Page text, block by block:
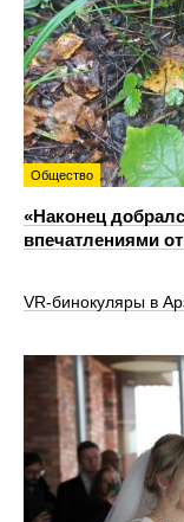
Общество
«Наконец
впечатлениями
VR‑бинокуляры в